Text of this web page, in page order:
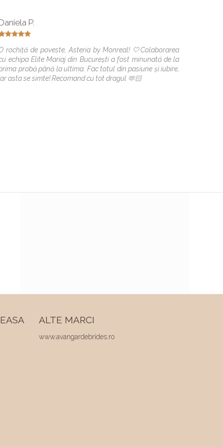
P.
rochiță de poveste, Asteria by Monreal! 🤍Colaborarea
echipa Elite Mariaj din București a fost minunată de la
probă până la ultima. Fac totul din pasiune și iubire,
asta se simte! Recomand cu tot dragul 🫶🏻
ALTE MARCI
www.avangardebrides.ro